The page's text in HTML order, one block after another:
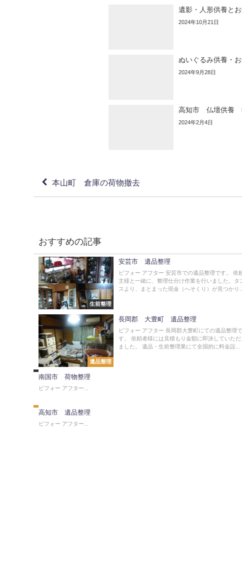
遺影・人形供養と
2024年10月21日
ぬいぐるみ供養・
2024年9月28日
高知市 仏壇供養
2024年2月4日
本山町 倉庫の荷物撤去
おすすめの記事
生前整理
安芸市 遺品整理
ビフォー アフター 安芸市での遺品整理です。 依
主様と一緒に、整理仕分け作業を行いました。タ
スより、まとまった現金（へそくり）が見つかり...
遺品整理
長岡郡 大豊町 遺品整理
ビフォー アフター 長岡郡大豊町にての遺品整理で
す。 依頼者様には見積もり金額に即決していただ
ました。 遺品・生前整理業にて全国的に料金設...
南国市 荷物整理
ビフォー アフター...
高知市 遺品整理
ビフォー アフター...